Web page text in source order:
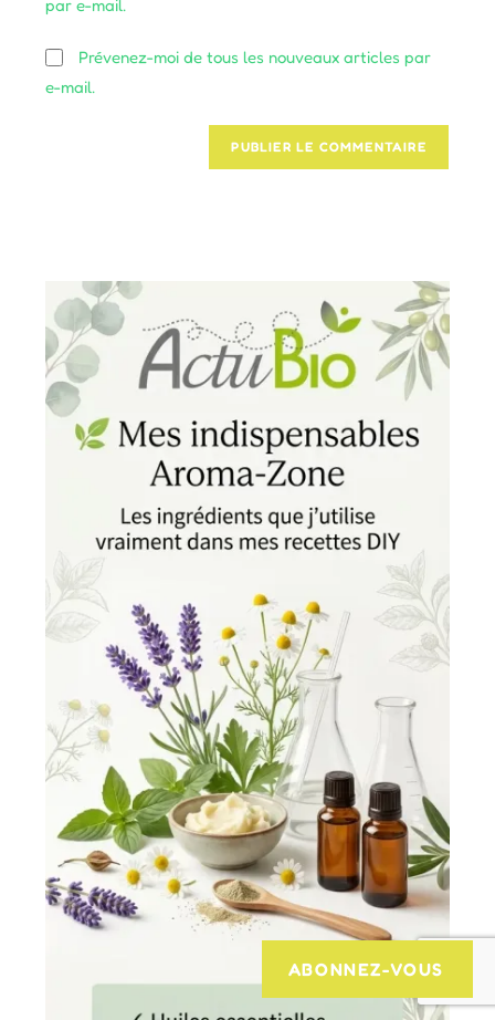
site
(facultatif)
par e-mail.
Prévenez-moi de tous les nouveaux articles par
e-mail.
ABONNEZ-VOUS